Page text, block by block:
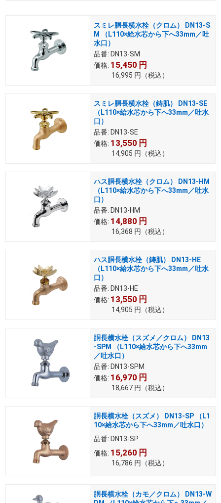
スミレ胴長横水栓（クロム） DN13-S
M （L110×給水芯から下へ33mm／吐
水口）
品番: DN13-SM
価格: 15,450 円
16,995 円 （税込）
スミレ胴長横水栓（鋳肌） DN13-SE
（L110×給水芯から下へ33mm／吐水
口）
品番: DN13-SE
価格: 13,550 円
14,905 円 （税込）
ハス胴長横水栓（クロム） DN13-HM
（L110×給水芯から下へ33mm／吐水
口）
品番: DN13-HM
価格: 14,880 円
16,368 円 （税込）
ハス胴長横水栓（鋳肌） DN13-HE
（L110×給水芯から下へ33mm／吐水
口）
品番: DN13-HE
価格: 13,550 円
14,905 円 （税込）
胴長横水栓（スズメ／クロム） DN13
-SPM （L110×給水芯から下へ33mm
／吐水口）
品番: DN13-SPM
価格: 16,970 円
18,667 円 （税込）
胴長横水栓（スズメ） DN13-SP （L1
10×給水芯から下へ33mm／吐水口）
品番: DN13-SP
価格: 15,260 円
16,786 円 （税込）
胴長横水栓（カモ／クロム） DN13-W